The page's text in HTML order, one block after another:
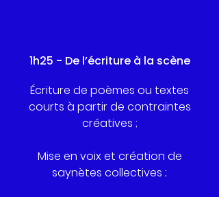
1h25 - De l’écriture à la scène
Écriture de poèmes ou textes
courts à partir de contraintes
créatives ;
Mise en voix et création de
saynètes collectives ;